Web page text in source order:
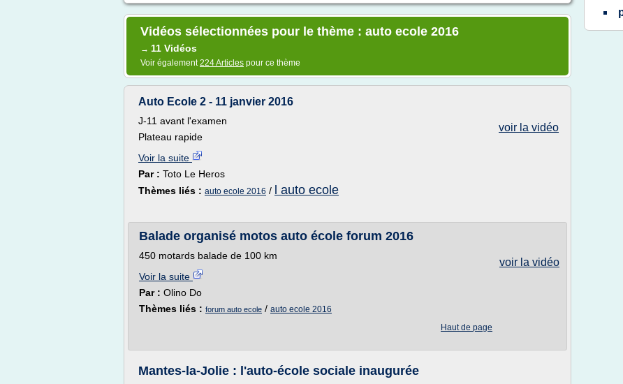
Vidéos sélectionnées pour le thème : auto ecole 2016
→ 11 Vidéos
Voir également224 Articles pour ce thème
Auto Ecole 2 - 11 janvier 2016
voir la vidéo
J-11 avant l'examen
Plateau rapide
Voir la suite
Par : Toto Le Heros
Thèmes liés : auto ecole 2016 / l auto ecole
Balade organisé motos auto école forum 2016
voir la vidéo
450 motards balade de 100 km
Voir la suite
Par : Olino Do
Thèmes liés : forum auto ecole / auto ecole 2016
Haut de page
Mantes-la-Jolie : l'auto-école sociale inaugurée